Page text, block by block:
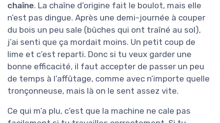
chaîne. La chaîne d’origine fait le boulot, mais elle
n’est pas dingue. Après une demi-journée à couper
du bois un peu sale (bûches qui ont traîné au sol),
j’ai senti que ça mordait moins. Un petit coup de
lime et c’est reparti. Donc si tu veux garder une
bonne efficacité, il faut accepter de passer un peu
de temps à l’affûtage, comme avec n’importe quelle
tronçonneuse, mais là on le sent assez vite.
Ce qui m’a plu, c’est que la machine ne cale pas